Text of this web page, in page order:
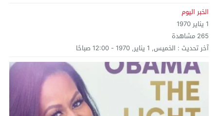
الخبر اليوم
1 يناير 1970
265 مشاهدة
آخر تحديث : الخميس, 1 يناير, 1970 - 12:00 صباحًا